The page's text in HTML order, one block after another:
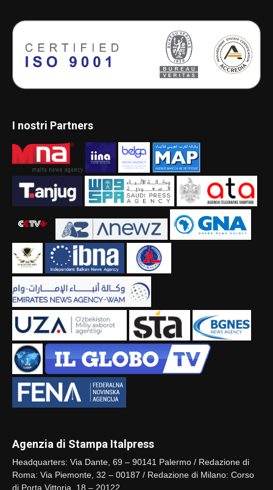
I nostri Partners
Agenzia di Stampa Italpress
Headquarters: Via Dante, 69 – 90141 Palermo / Redazione di
Roma: Via Piemonte, 32 – 00187 / Redazione di Milano: Corso
di Porta Vittoria, 18 – 20122